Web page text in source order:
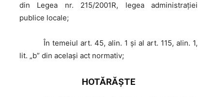
din Legea nr. 215/2001R, legea administrației
publice locale;
În temeiul art. 45, alin. 1 şi al art. 115, alin. 1,
lit. „b” din același act normativ;
HOTĂRĂŞTE